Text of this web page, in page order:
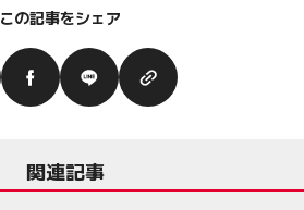
この記事をシェア
関連記事